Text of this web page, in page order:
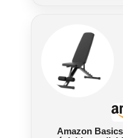
recevrez également
comme fixation, les
assistant pour vos
perte de poids
êtes un débutant ou
Amazon